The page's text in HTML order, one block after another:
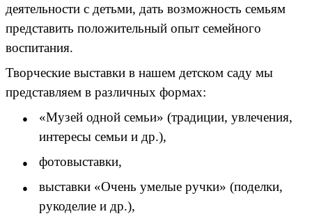
деятельности с детьми, дать возможность семьям
представить положительный опыт семейного
воспитания.
Творческие выставки в нашем детском саду мы
представляем в различных формах:
«Музей одной семьи» (традиции, увлечения,
интересы семьи и др.),
фотовыставки,
выставки «Очень умелые ручки» (поделки,
рукоделие и др.),